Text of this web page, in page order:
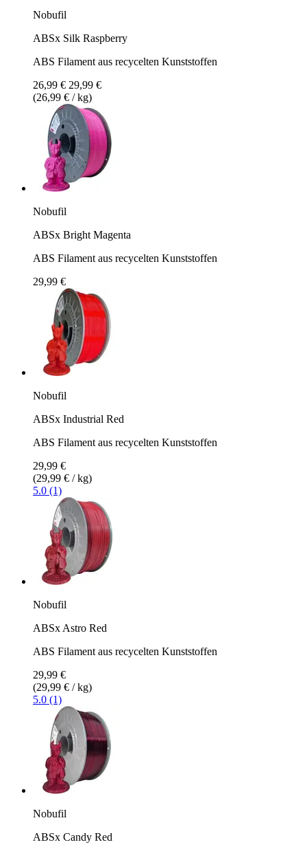
Nobufil
ABSx Silk Raspberry
ABS Filament aus recycelten Kunststoffen
26,99 € 29,99 €
(26,99 € / kg)
Nobufil
ABSx Bright Magenta
ABS Filament aus recycelten Kunststoffen
29,99 €
Nobufil
ABSx Industrial Red
ABS Filament aus recycelten Kunststoffen
29,99 €
(29,99 € / kg)
5.0 (1)
Nobufil
ABSx Astro Red
ABS Filament aus recycelten Kunststoffen
29,99 €
(29,99 € / kg)
5.0 (1)
Nobufil
ABSx Candy Red